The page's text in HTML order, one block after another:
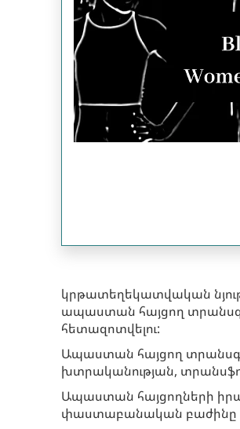
կրթատեղեկատվական
ապաստան հայցող
հետազոտվելու:
Ապաստան հայցող
խտրականության,
Ապաստան հայցողների
փաստաբանական բաժինը